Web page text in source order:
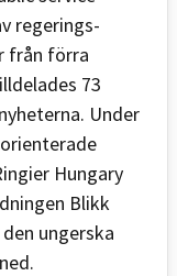
regerings­
från förra
73
Under
Hungary
Blikk
ungerska